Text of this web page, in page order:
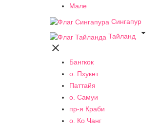
Мале
Сингапур
Тайланд


Бангкок
о. Пхукет
Паттайя
о. Самуи
пр-я Краби
о. Ко Чанг